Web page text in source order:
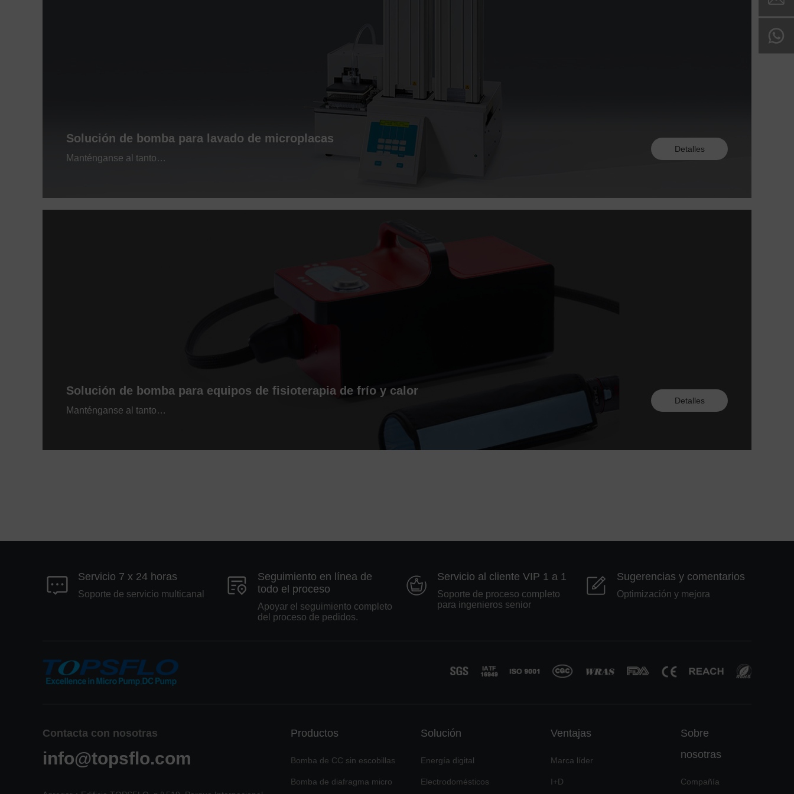
Solución de bomba para lavado de microplacas
Manténganse al tanto…
Detalles
Solución de bomba para equipos de fisioterapia de frío y calor
Manténganse al tanto…
Detalles
Servicio 7 x 24 horas
Soporte de servicio multicanal
Seguimiento en línea de
todo el proceso
Apoyar el seguimiento completo
del proceso de pedidos.
Servicio al cliente VIP 1 a 1
Soporte de proceso completo
para ingenieros senior
Sugerencias y comentarios
Optimización y mejora
Contacta con nosotras
info@topsflo.com
Productos
Bomba de CC sin escobillas
Bomba de diafragma micro
Solución
Energía digital
Electrodomésticos
Ventajas
Marca líder
I+D
Sobre
nosotras
Compañía